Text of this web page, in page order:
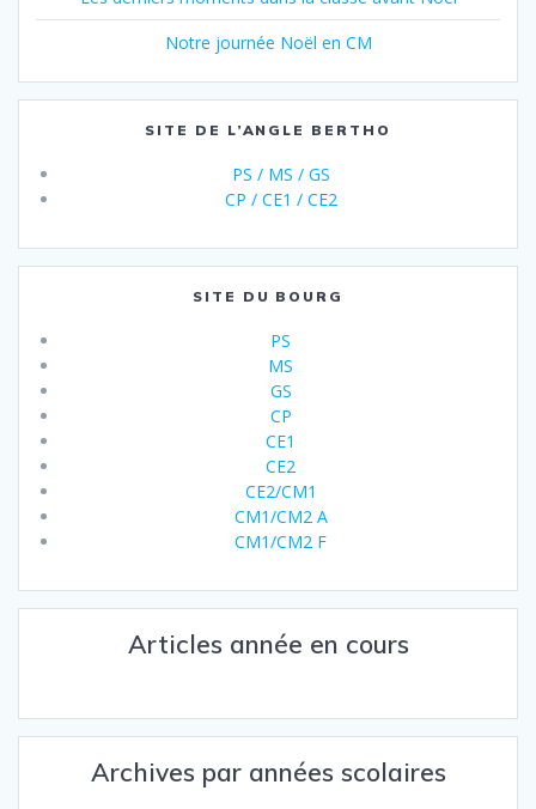
Notre journée Noël en CM
SITE DE L’ANGLE BERTHO
PS / MS / GS
CP / CE1 / CE2
SITE DU BOURG
PS
MS
GS
CP
CE1
CE2
CE2/CM1
CM1/CM2 A
CM1/CM2 F
Articles année en cours
Archives par années scolaires